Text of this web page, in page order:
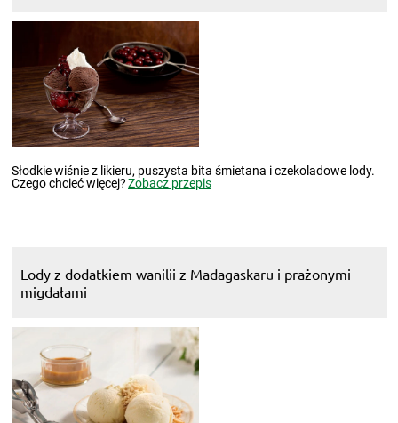
Słodkie wiśnie z likieru, puszysta bita śmietana i czekoladowe lody.
Czego chcieć więcej?Zobacz przepis
Lody z dodatkiem wanilii z Madagaskaru i prażonymi
migdałami